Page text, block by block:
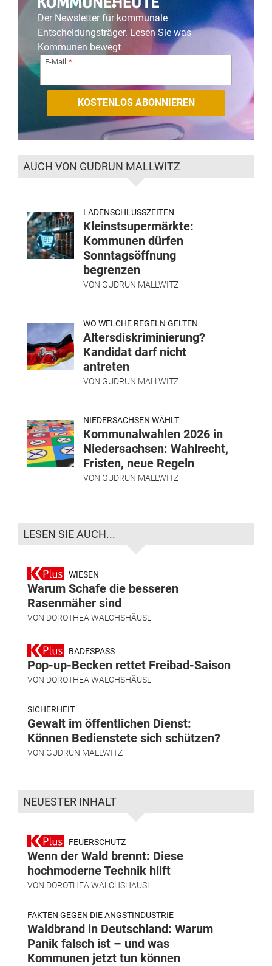
Der Newsletter für kommunale
Entscheidungsträger. Lesen Sie was
Kommunen bewegt
E-Mail
AUCH VON GUDRUN MALLWITZ
LADENSCHLUSSZEITEN
Kleinstsupermärkte:
Kommunen dürfen
Sonntagsöffnung
begrenzen
VON GUDRUN MALLWITZ
WO WELCHE REGELN GELTEN
Altersdiskriminierung?
Kandidat darf nicht
antreten
VON GUDRUN MALLWITZ
NIEDERSACHSEN WÄHLT
Kommunalwahlen 2026 in
Niedersachsen: Wahlrecht,
Fristen, neue Regeln
VON GUDRUN MALLWITZ
LESEN SIE AUCH...
WIESEN
Warum Schafe die besseren
Rasenmäher sind
VON DOROTHEA WALCHSHÄUSL
BADESPASS
Pop-up-Becken rettet Freibad-Saison
VON DOROTHEA WALCHSHÄUSL
SICHERHEIT
Gewalt im öffentlichen Dienst:
Können Bedienstete sich schützen?
VON GUDRUN MALLWITZ
NEUESTER INHALT
FEUERSCHUTZ
Wenn der Wald brennt: Diese
hochmoderne Technik hilft
VON DOROTHEA WALCHSHÄUSL
FAKTEN GEGEN DIE ANGSTINDUSTRIE
Waldbrand in Deutschland: Warum
Panik falsch ist – und was
Kommunen jetzt tun können